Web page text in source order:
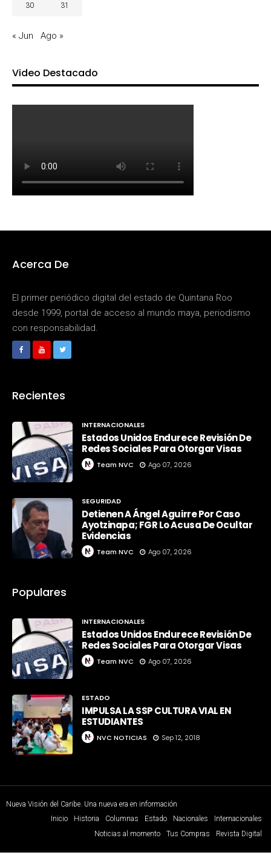
30 31
« Jun Ago »
Video Destacado
Acerca De
El primer periódico digital del estado de Quintana Roo
desde 1999, portal de acceso al mundo maya, periodismo
con responsabilidad.
Recientes
INTERNACIONALES
Estados Unidos Endurece Revisión De
Redes Sociales Para Otorgar Visas
Team NVC Ago 07, 2026
SEGURIDAD
Detienen A Ángel Aguirre Por Caso
Ayotzinapa; FGR Lo Acusa De Ocultar
Evidencias
Team NVC Ago 07, 2026
Populares
INTERNACIONALES
Estados Unidos Endurece Revisión De
Redes Sociales Para Otorgar Visas
Team NVC Ago 07, 2026
ESTADO
IMPULSA LA SSP CULTURA VIAL EN
ESTUDIANTES
NVC NOTICIAS Sep 12, 2018
Nueva Visión del Caribe. Una nueva era en información
Inicio
Historia Columnas Estado Nacionales
Internacionales
Noticias al momento
Tus Compras Revista Digital